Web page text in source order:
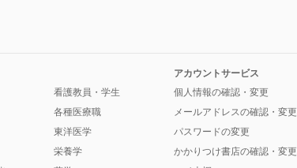
看護教員・学生
各種医療職
東洋医学
栄養学
アカウントサービス
個人情報の確認・変更
メールアドレスの確認・変更
パスワードの変更
かかりつけ書店の確認・変更